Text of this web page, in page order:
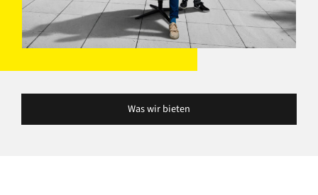
Was wir bieten